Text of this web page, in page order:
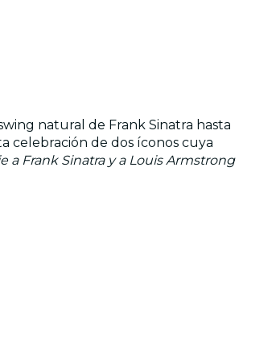
natural de Frank Sinatra hasta
celebración de dos íconos cuya
a Frank Sinatra y a Louis Armstrong